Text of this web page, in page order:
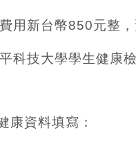
用新台幣850元
科技大學學生健
康資料填寫：